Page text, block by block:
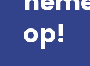
op!